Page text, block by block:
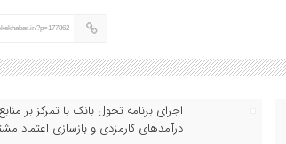
?p=177862
اجرای برنامه تحول بانک با تمرکز بر منابع
درآمدهای کارمزدی و بازسازی اعتماد